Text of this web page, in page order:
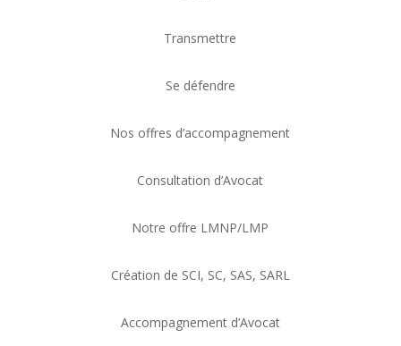
Transmettre
Se défendre
Nos offres d’accompagnement
Consultation d’Avocat
Notre offre LMNP/LMP
Création de SCI, SC, SAS, SARL
Accompagnement d’Avocat